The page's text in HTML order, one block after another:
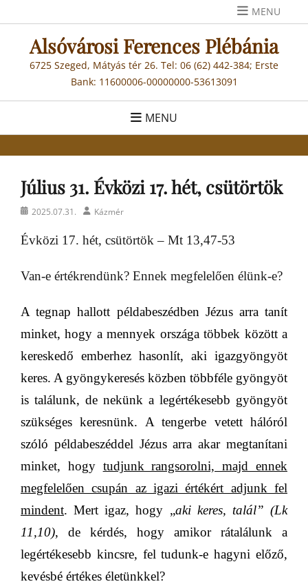
to
content
MENU
Alsóvárosi Ferences Plébánia
6725 Szeged, Mátyás tér 26. Tel: 06 (62) 442-384; Erste
Bank: 11600006-00000000-53613091
MENU
Július 31. Évközi 17. hét, csütörtök
Posted2025.07.31. AuthorKázmér
Évközi 17. hét, csütörtök – Mt 13,47-53
Van-e értékrendünk? Ennek megfelelően élünk-e?
A tegnap hallott példabeszédben Jézus arra tanít
minket, hogy a mennyek országa többek között a
kereskedő emberhez hasonlít, aki igazgyöngyöt
keres. A gyöngykeresés közben többféle gyöngyöt
is találunk, de nekünk a legértékesebb gyöngyöt
szükséges keresnünk. A tengerbe vetett hálóról
szóló példabeszéddel Jézus arra akar megtanítani
minket, hogy tudjunk rangsorolni, majd ennek
megfelelően csupán az igazi értékért adjunk fel
mindent. Mert igaz, hogy „aki keres, talál” (Lk
11,10), de kérdés, hogy amikor rátalálunk a
legértékesebb kincsre, fel tudunk-e hagyni előző,
kevésbé értékes életünkkel?